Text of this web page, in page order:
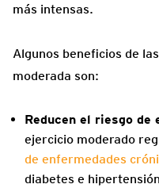
más intensas.
Algunos beneficios de
moderada son:
Reducen el riesgo de
ejercicio moderado
de enfermedades
diabetes e